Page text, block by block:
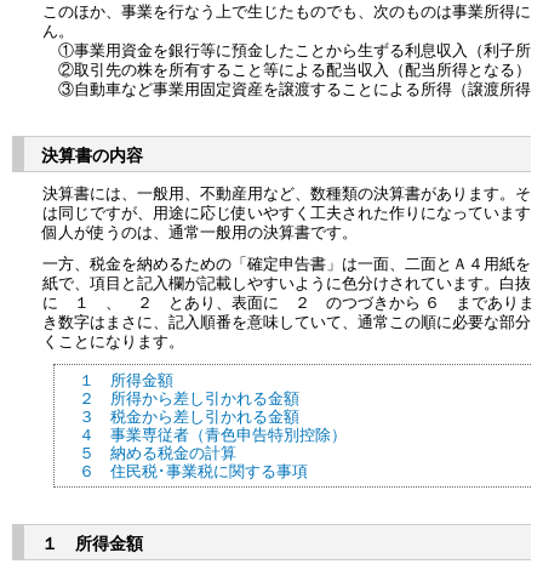
このほか、事業を行なう上で生じたものでも、次のものは事業所得に
ん。
①事業用資金を銀行等に預金したことから生ずる利息収入（利子所
②取引先の株を所有すること等による配当収入（配当所得となる）
③自動車など事業用固定資産を譲渡することによる所得（譲渡所得
決算書の内容
決算書には、一般用、不動産用など、数種類の決算書があります。そ
は同じですが、用途に応じ使いやすく工夫された作りになっています
個人が使うのは、通常一般用の決算書です。
一方、税金を納めるための「確定申告書」は一面、二面とＡ４用紙を
紙で、項目と記入欄が記載しやすいように色分けされています。白抜
に １ 、 ２ とあり、表面に ２ のつづきから ６ まであります
き数字はまさに、記入順番を意味していて、通常この順に必要な部分
くことになります。
１ 所得金額
２ 所得から差し引かれる金額
３ 税金から差し引かれる金額
４ 事業専従者（青色申告特別控除）
５ 納める税金の計算
６ 住民税･事業税に関する事項
１ 所得金額